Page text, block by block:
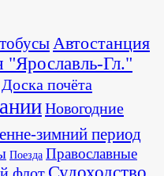
Автостанция
"Ярославль-Гл."
Доска почёта
Новогодние
зимний период
Поезда Православные